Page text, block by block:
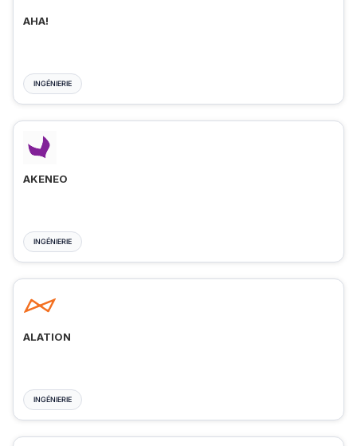
AHA!
INGÉNIERIE
AKENEO
INGÉNIERIE
ALATION
INGÉNIERIE